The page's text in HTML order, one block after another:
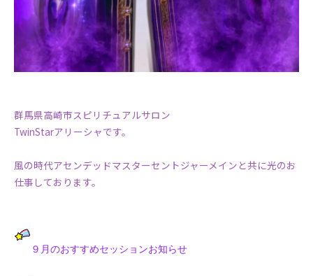
群馬県高崎市スピリチュアルサロン
TwinStarアリーシャです。
風の時代アセンデッドマスターセントジャーメインと共に光のお
仕事しております。
９月のおすすめセッションお知らせ